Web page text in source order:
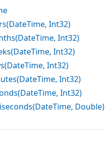
Int32)
Int32)
Int32)
Int32)
Int32)
Int32)
Double)